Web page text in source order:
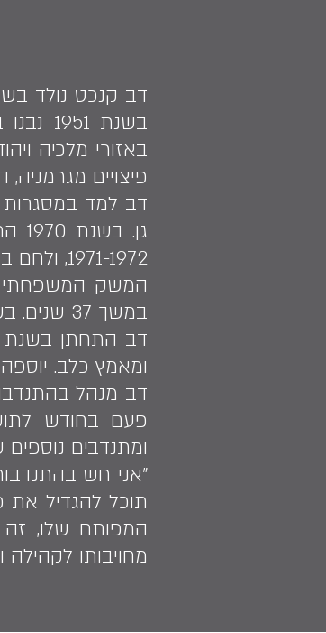
פיצויים
דב למד במסגרות
1971-1972, ולחם במלחמת יום הכיפורים כקצין נ"מ. דב השתחרר בשנת 1974.
במשך 37 שנים. בשנים אלו שירת במילואים עד שנת 2006 והשתחרר משירות זה בדרגת רס"ן.
ומאמץ כלב. יוספה הייתה גננת
ומתנדבים
"אני חש
תוכל להגדיל את
המפותח שלו, זה
מחויבותו לקהילה